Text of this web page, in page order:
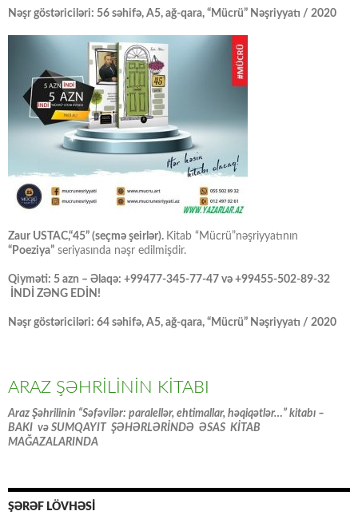
Nəşr göstəriciləri: 56 səhifə, A5, ağ-qara, “Mücrü” Nəşriyyatı / 2020
Zaur USTAC,“45” (seçmə şeirlər). Kitab “Mücrü”nəşriyyatının
“Poeziya” seriyasında nəşr edilmişdir.
Qiyməti: 5 azn – Əlaqə: +99477-345-77-47 və +99455-502-89-32
İNDİ ZƏNG EDİN!
Nəşr göstəriciləri: 64 səhifə, A5, ağ-qara, “Mücrü” Nəşriyyatı / 2020
ARAZ ŞƏHRİLİNİN KİTABI
Araz Şəhrilinin “Səfəvilər: paralellər, ehtimallar, həqiqətlər…” kitabı –
BAKI və SUMQAYIT ŞƏHƏRLƏRİNDƏ ƏSAS KİTAB
MAĞAZALARINDA
ŞƏRƏF LÖVHƏSİ